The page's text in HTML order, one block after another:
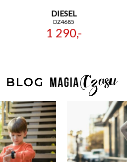
DIESEL
DZ4685
1 290,-